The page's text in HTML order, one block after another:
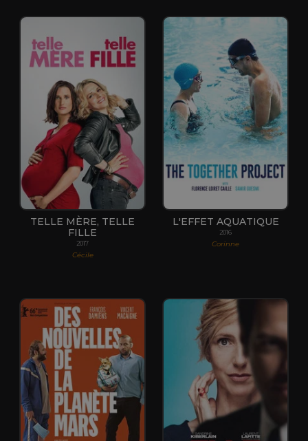
TELLE MÈRE, TELLE
FILLE
2017
Cécile
L'EFFET AQUATIQUE
2016
Corinne